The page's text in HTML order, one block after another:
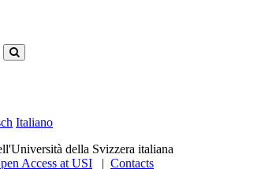
Italiano
della Svizzera italiana
Access at USI | Contacts